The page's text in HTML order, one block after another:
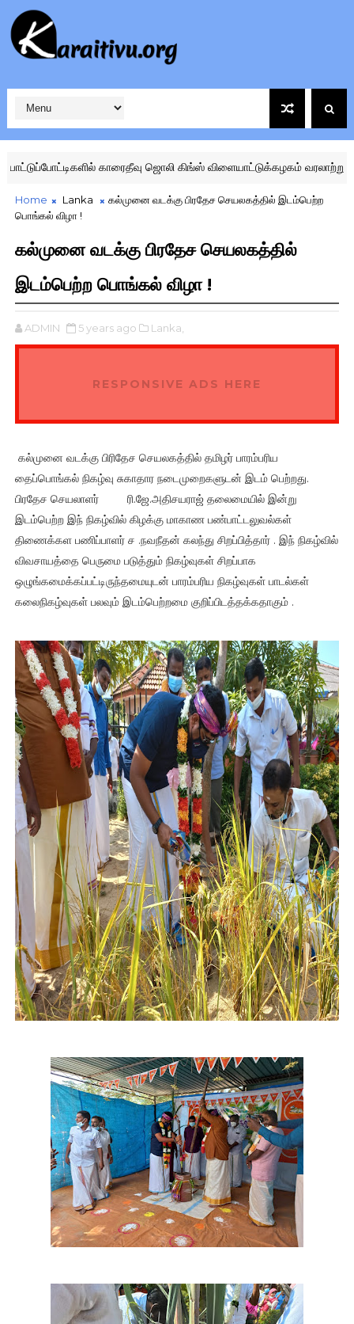
காரைதீவு ஜொலி கிங்ஸ் விளையாட்டுக்கழகம் வரலாற்றுச் சாதனை
Home Lanka
கல்முனை வடக்கு பிரதேச செயலகத்தில் இடம்பெற்ற
பொங்கல் விழா !
கல்முனை வடக்கு பிரதேச செயலகத்தில்
இடம்பெற்ற பொங்கல் விழா !
ADMIN 5 years ago Lanka,
RESPONSIVE ADS HERE
கல்முனை வடக்கு பிரிதேச செயலகத்தில் தமிழர் பாரம்பரிய
தைப்பொங்கல் நிகழ்வு சுகாதார நடைமுறைகளுடன் இடம் பெற்றது.
பிரதேச செயலாளர் ரி.ஜே.அதிசயராஜ் தலைமையில் இன்று
இடம்பெற்ற இந் நிகழ்வில் கிழக்கு மாகாண பண்பாட்டலுவல்கள்
திணைக்கள பணிப்பாளர் ச .நவநீதன் கலந்து சிறப்பித்தார் . இந் நிகழ்வில்
விவசாயத்தை பெருமை படுத்தும் நிகழ்வுகள் சிறப்பாக
ஒழுங்கமைக்கப்பட்டிருந்தமையுடன் பாரம்பரிய நிகழ்வுகள் பாடல்கள்
கலைநிகழ்வுகள் பலவும் இடம்பெற்றமை குறிப்பிடத்தக்கதாகும் .